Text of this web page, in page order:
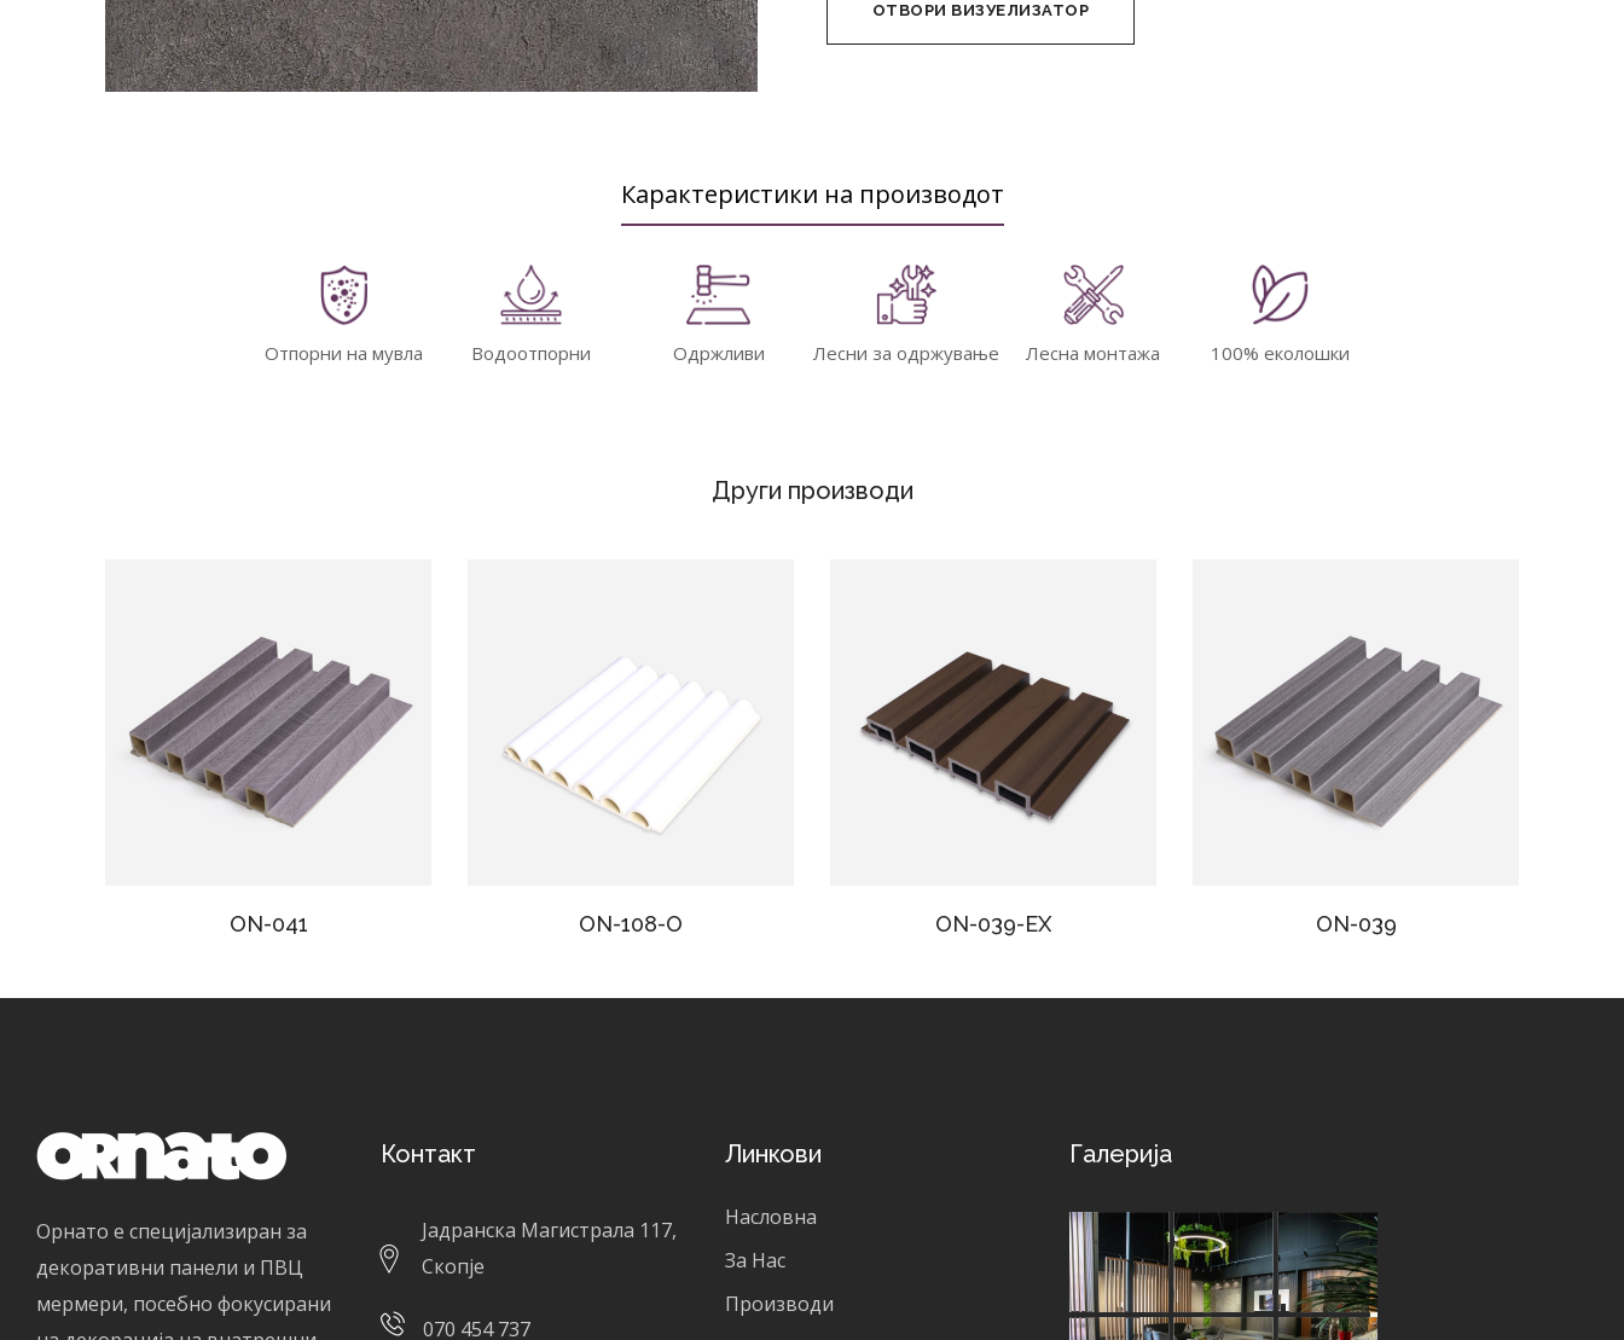
ОТВОРИ ВИЗУЕЛИЗАТОР
Карактеристики на производот
Отпорни на мувла Водоотпорни Одржливи Лесни за одржување Лесна монтажа 100% еколошки
Други производи
ON-041 ON-108-O ON-039-EX ON-039
Орнато е специјализиран за
декоративни панели и ПВЦ
мермери, посебно фокусирани
Контакт
Јадранска Магистрала 117,
Скопје
070 454 737
Линкови
Насловна
За Нас
Производи
Галерија